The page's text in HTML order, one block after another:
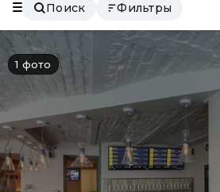
Поиск Фильтры
1 фото